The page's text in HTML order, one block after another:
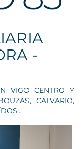
-
VIGO CENTRO Y
CALVARIO,